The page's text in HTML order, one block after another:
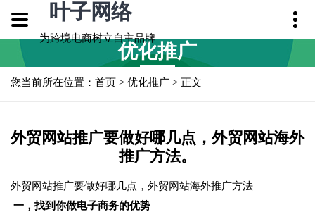
叶子网络
为跨境电商树立自主品牌
优化推广
您当前所在位置： 首页 > 优化推广 > 正文
外贸网站推广要做好哪几点，外贸网站海外
推广方法。
外贸网站推广要做好哪几点，外贸网站海外推广方法
一，找到你做电子商务的优势